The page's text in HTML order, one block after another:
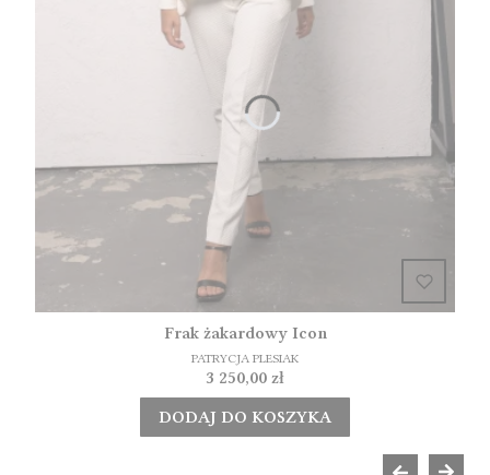
Frak żakardowy Icon
PATRYCJA PLESIAK
Cena
3 250,00 zł
DODAJ DO KOSZYKA